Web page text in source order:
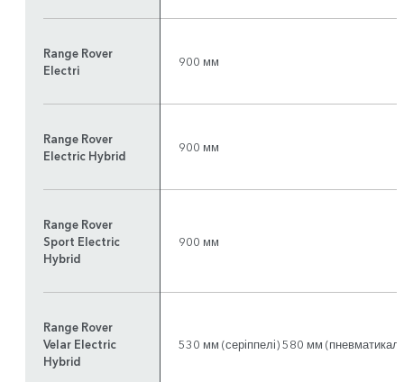
Range Rover
Electri
900 мм
Range Rover
Electric Hybrid
900 мм
Range Rover
Sport Electric
Hybrid
900 мм
Range Rover
Velar Electric
Hybrid
530 мм (серіппелі) 580 мм